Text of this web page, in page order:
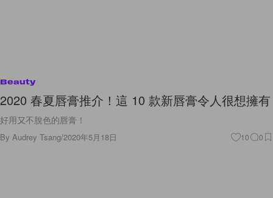
Beauty
2020 春夏唇膏推介！這 10 款新唇膏令人很想擁有
好用又不脫色的唇膏！
By Audrey Tsang/2020年5月18日 10 0